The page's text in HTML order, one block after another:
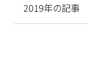
2019年の記事